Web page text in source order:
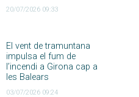
20/07/2026 09:33
El vent de tramuntana
impulsa el fum de
l’incendi a Girona cap a
les Balears
03/07/2026 09:24